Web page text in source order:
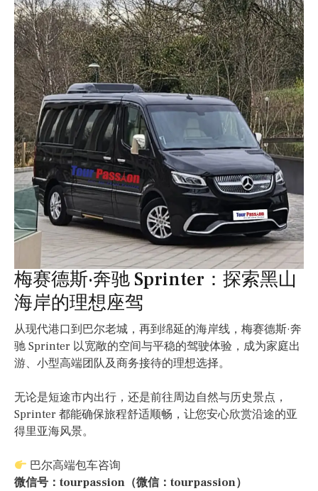
梅赛德斯·奔驰 Sprinter：探索黑山
海岸的理想座驾
从现代港口到巴尔老城，再到绵延的海岸线，梅赛德斯·奔
驰 Sprinter 以宽敞的空间与平稳的驾驶体验，成为家庭出
游、小型高端团队及商务接待的理想选择。
无论是短途市内出行，还是前往周边自然与历史景点，
Sprinter 都能确保旅程舒适顺畅，让您安心欣赏沿途的亚
得里亚海风景。
巴尔高端包车咨询
微信号：tourpassion（微信：tourpassion）